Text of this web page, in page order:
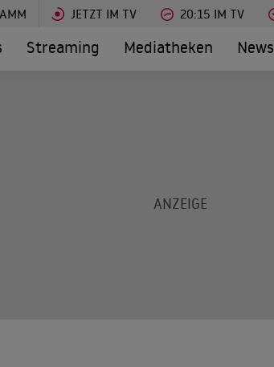
JETZT IM TV 20:15 IM TV
Streaming Mediatheken News